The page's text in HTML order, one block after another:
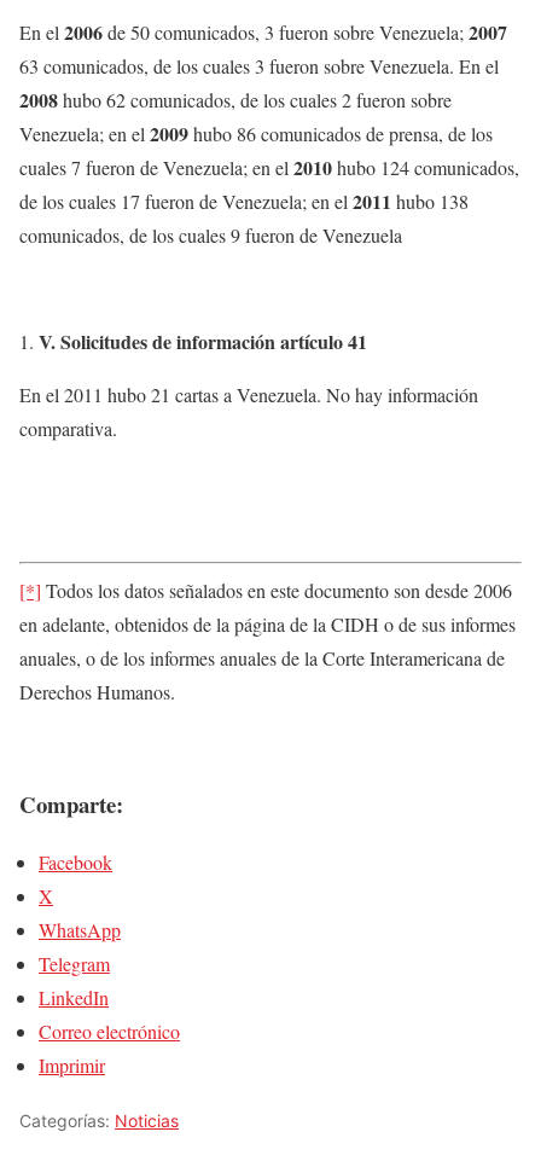
En el 2006de 50 comunicados, 3 fueron sobre Venezuela; 2007
63 comunicados, de los cuales 3 fueron sobre Venezuela. En el
2008hubo 62 comunicados, de los cuales 2 fueron sobre
Venezuela; en el 2009hubo 86 comunicados de prensa, de los
cuales 7 fueron de Venezuela; en el 2010hubo 124 comunicados,
de los cuales 17 fueron de Venezuela; en el 2011 hubo 138
comunicados, de los cuales 9 fueron de Venezuela
V.Solicitudes de información artículo 41
En el 2011 hubo 21 cartas a Venezuela. No hay información
comparativa.
[*] Todos los datos señalados en este documento son desde 2006
en adelante, obtenidos de la página de la CIDH o de sus informes
anuales, o de los informes anuales de la Corte Interamericana de
Derechos Humanos.
Comparte:
Facebook
X
WhatsApp
Telegram
LinkedIn
Correo electrónico
Imprimir
Categorías: Noticias